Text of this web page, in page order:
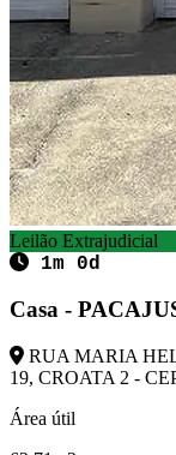
Leilão Extrajudicial
1m 0d
Casa -
RUA MARIA
19, CROATA 2 -
Área útil